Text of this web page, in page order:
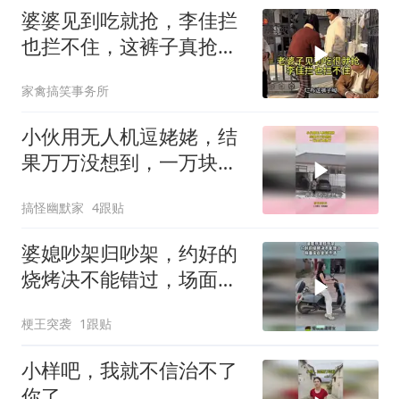
婆婆见到吃就抢，李佳拦
也拦不住，这裤子真抢
家禽搞笑事务所
小伙用无人机逗姥姥，结
果万万没想到，一万块打
搞怪幽默家 4跟贴
婆媳吵架归吵架，约好的
烧烤决不能错过，场面实
梗王突袭 1跟贴
小样吧，我就不信治不了